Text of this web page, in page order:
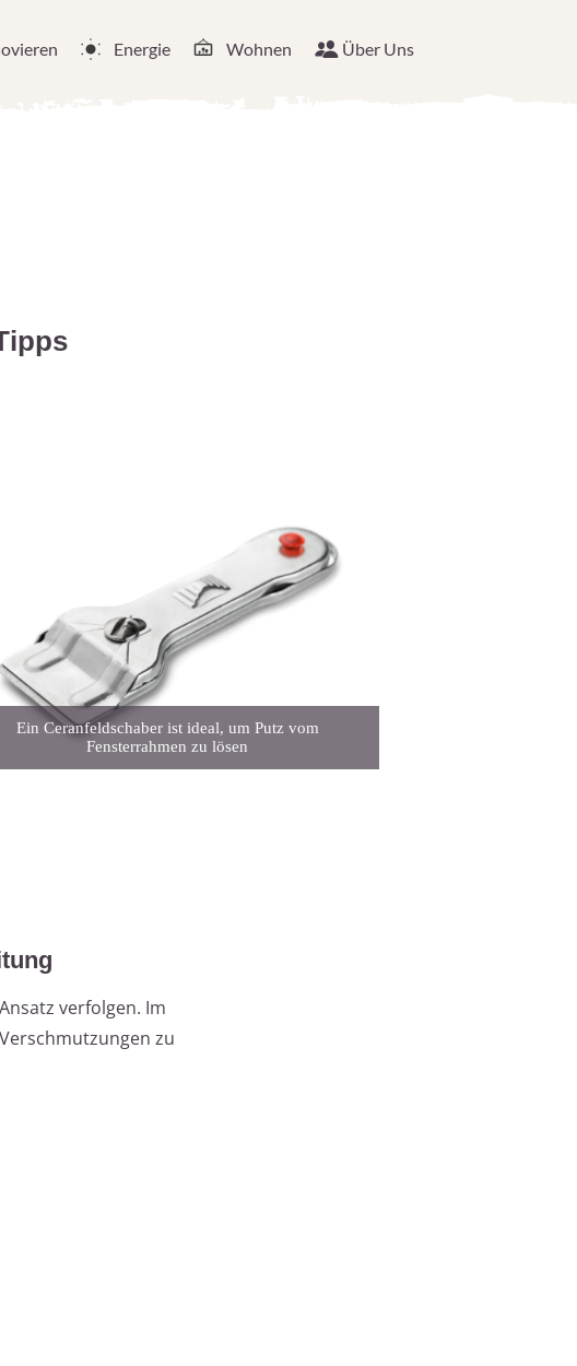
Energie Wohnen Über Uns
Ein Ceranfeldschaber ist ideal, um Putz vom
Fensterrahmen zu lösen
verfolgen. Im
zu